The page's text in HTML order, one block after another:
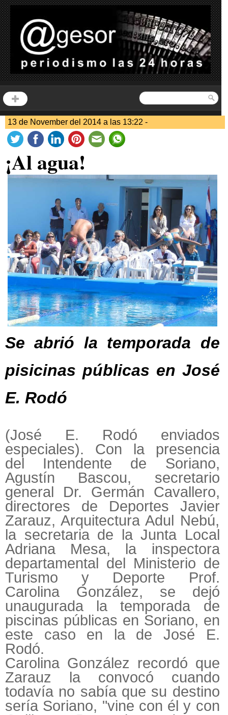
13 de November del 2014 a las 13:22 -
¡Al agua!
Se abrió la temporada de
pisicinas públicas en José
E. Rodó
(José E. Rodó enviados
especiales). Con la presencia
del Intendente de Soriano,
Agustín Bascou, secretario
general Dr. Germán Cavallero,
directores de Deportes Javier
Zarauz, Arquitectura Adul Nebú,
la secretaria de la Junta Local
Adriana Mesa, la inspectora
departamental del Ministerio de
Turismo y Deporte Prof.
Carolina González, se dejó
unaugurada la temporada de
piscinas públicas en Soriano, en
este caso en la de José E.
Rodó.
Carolina González recordó que
Zarauz la convocó cuando
todavía no sabía que su destino
sería Soriano, "vine con él y con